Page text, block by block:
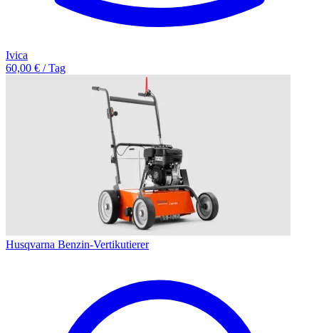
Ivica
60,00 € / Tag
Husqvarna Benzin-Vertikutierer